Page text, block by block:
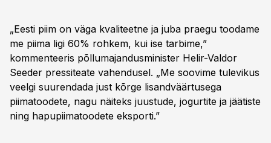
„Eesti piim on väga kvaliteetne ja juba praegu toodame
me piima ligi 60% rohkem, kui ise tarbime,”
kommenteeris põllumajandusminister Helir-Valdor
Seeder pressiteate vahendusel. „Me soovime tulevikus
veelgi suurendada just kõrge lisandväärtusega
piimatoodete, nagu näiteks juustude, jogurtite ja jäätiste
ning hapupiimatoodete eksporti.”